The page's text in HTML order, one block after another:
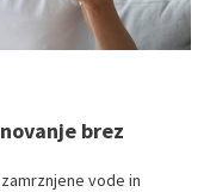
brez
vode in